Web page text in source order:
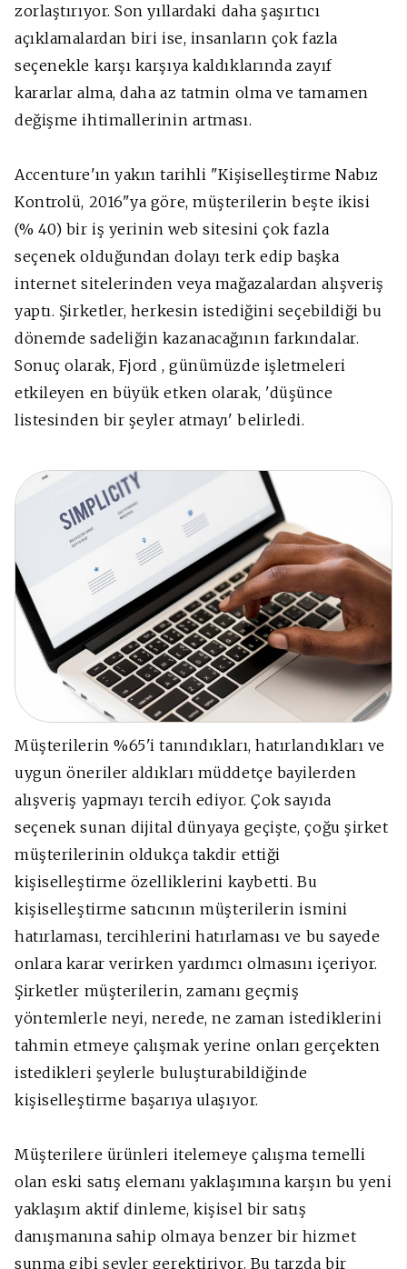
zorlaştırıyor. Son yıllardaki daha şaşırtıcı
açıklamalardan biri ise, insanların çok fazla
seçenekle karşı karşıya kaldıklarında zayıf
kararlar alma, daha az tatmin olma ve tamamen
değişme ihtimallerinin artması.
Accenture'ın yakın tarihli "Kişiselleştirme Nabız
Kontrolü, 2016"ya göre, müşterilerin beşte ikisi
(% 40) bir iş yerinin web sitesini çok fazla
seçenek olduğundan dolayı terk edip başka
internet sitelerinden veya mağazalardan alışveriş
yaptı. Şirketler, herkesin istediğini seçebildiği bu
dönemde sadeliğin kazanacağının farkındalar.
Sonuç olarak, Fjord , günümüzde işletmeleri
etkileyen en büyük etken olarak, 'düşünce
listesinden bir şeyler atmayı' belirledi.
Müşterilerin %65'i tanındıkları, hatırlandıkları ve
uygun öneriler aldıkları müddetçe bayilerden
alışveriş yapmayı tercih ediyor. Çok sayıda
seçenek sunan dijital dünyaya geçişte, çoğu şirket
müşterilerinin oldukça takdir ettiği
kişiselleştirme özelliklerini kaybetti. Bu
kişiselleştirme satıcının müşterilerin ismini
hatırlaması, tercihlerini hatırlaması ve bu sayede
onlara karar verirken yardımcı olmasını içeriyor.
Şirketler müşterilerin, zamanı geçmiş
yöntemlerle neyi, nerede, ne zaman istediklerini
tahmin etmeye çalışmak yerine onları gerçekten
istedikleri şeylerle buluşturabildiğinde
kişiselleştirme başarıya ulaşıyor.
Müşterilere ürünleri itelemeye çalışma temelli
olan eski satış elemanı yaklaşımına karşın bu yeni
yaklaşım aktif dinleme, kişisel bir satış
danışmanına sahip olmaya benzer bir hizmet
sunma gibi şeyler gerektiriyor. Bu tarzda bir